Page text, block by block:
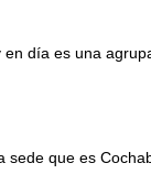
día es una
sede que es